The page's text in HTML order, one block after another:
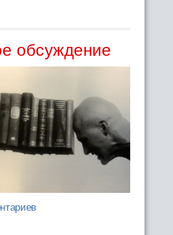
обсуждение